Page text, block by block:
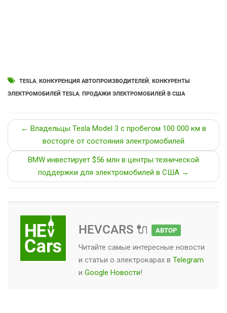
TESLA, КОНКУРЕНЦИЯ АВТОПРОИЗВОДИТЕЛЕЙ, КОНКУРЕНТЫ
ЭЛЕКТРОМОБИЛЕЙ TESLA, ПРОДАЖИ ЭЛЕКТРОМОБИЛЕЙ В США
← Владельцы Tesla Model 3 с пробегом 100 000 км в
восторге от состояния электромобилей
BMW инвестирует $56 млн в центры технической
поддержки для электромобилей в США →
HEVCARS 🔌 АВТОР
Читайте самые интересные новости
и статьи о электрокарах в Telegram
и Google Новости!